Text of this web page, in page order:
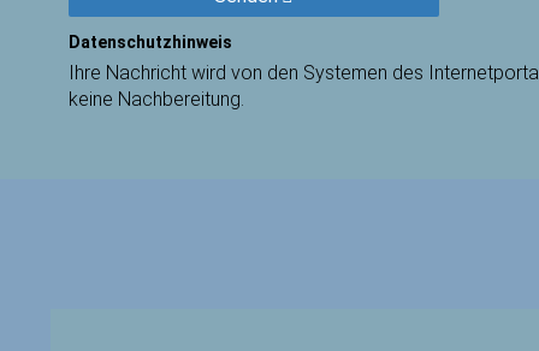
Datenschutzhinweis
Ihre Nachricht wird von den Systemen des
keine Nachbereitung.